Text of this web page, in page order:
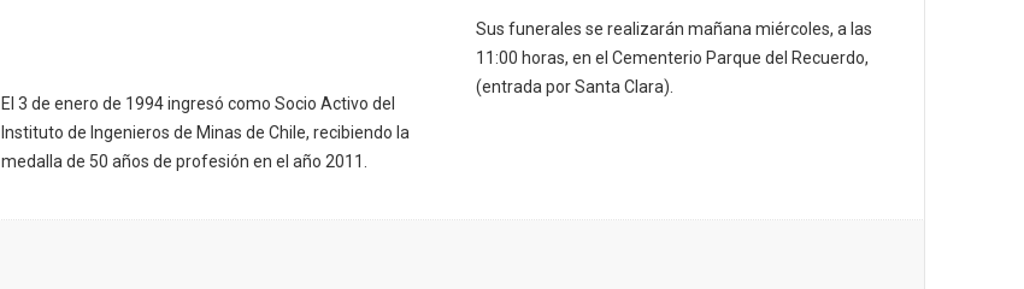
El 3 de enero de 1994 ingresó como Socio Activo del
Instituto de Ingenieros de Minas de Chile, recibiendo la
medalla de 50 años de profesión en el año 2011.
Sus funerales se realizarán mañana miércoles, a las
11:00 horas, en el Cementerio Parque del Recuerdo,
(entrada por Santa Clara).